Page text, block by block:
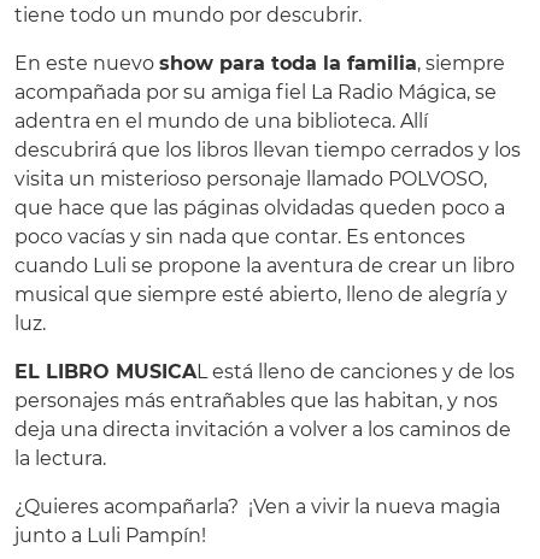
tiene todo un mundo por descubrir.
En este nuevo show para toda la familia, siempre
acompañada por su amiga fiel La Radio Mágica, se
adentra en el mundo de una biblioteca. Allí
descubrirá que los libros llevan tiempo cerrados y los
visita un misterioso personaje llamado POLVOSO,
que hace que las páginas olvidadas queden poco a
poco vacías y sin nada que contar. Es entonces
cuando Luli se propone la aventura de crear un libro
musical que siempre esté abierto, lleno de alegría y
luz.
EL LIBRO MUSICAL está lleno de canciones y de los
personajes más entrañables que las habitan, y nos
deja una directa invitación a volver a los caminos de
la lectura.
¿Quieres acompañarla? ¡Ven a vivir la nueva magia
junto a Luli Pampín!